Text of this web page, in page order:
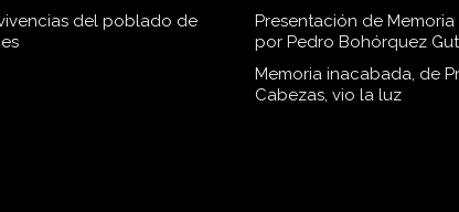
del poblado de
Presentación de
por Pedro Bohórquez
Memoria inacabada, de
Cabezas, vio la luz